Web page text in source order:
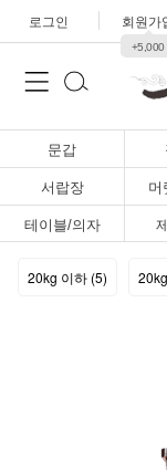
로그인 회원가
+5,000
문갑
서랍장 머
테이블/의자
20kg 이하 (5)